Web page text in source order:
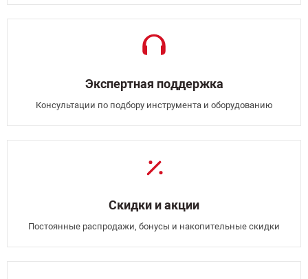
Экспертная поддержка
Консультации по подбору инструмента и оборудованию
Скидки и акции
Постоянные распродажи, бонусы и накопительные скидки